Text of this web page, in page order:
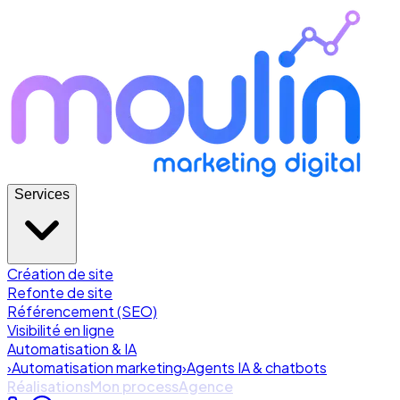
Services
Création de site
Refonte de site
Référencement (SEO)
Visibilité en ligne
Automatisation & IA
›Automatisation marketing›Agents IA & chatbots
RéalisationsMon processAgence